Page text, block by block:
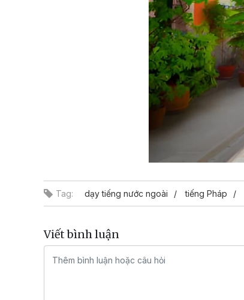
Tag: dạy tiếng nước ngoài tiếng Pháp
Viết bình luận